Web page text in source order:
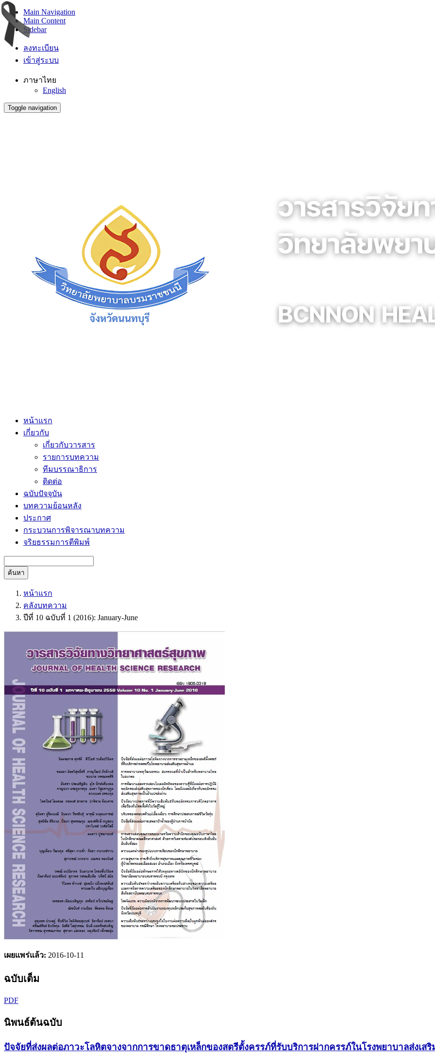
Main Navigation
Main Content
Sidebar
ลงทะเบียน
เข้าสู่ระบบ
ภาษาไทย
English
Toggle navigation
หน้าแรก
เกี่ยวกับ
เกี่ยวกับวารสาร
รายการบทความ
ทีมบรรณาธิการ
ติดต่อ
ฉบับปัจจุบัน
บทความย้อนหลัง
ประกาศ
กระบวนการพิจารณาบทความ
จริยธรรมการตีพิมพ์
ค้นหา
หน้าแรก
คลังบทความ
ปีที่ 10 ฉบับที่ 1 (2016): January-June
เผยแพร่แล้ว: 2016-10-11
ฉบับเต็ม
PDF
นิพนธ์ต้นฉบับ
ปัจจัยที่ส่งผลต่อภาวะโลหิตจางจากการขาดธาตุเหล็กของสตรีตั้งครรภ์ที่รับบริการฝากครรภ์ในโรงพยาบาลส่งเส